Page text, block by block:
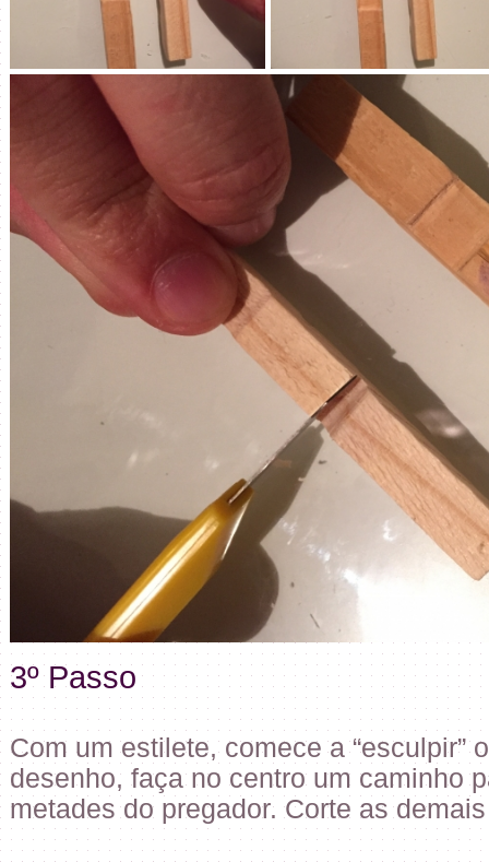
3º Passo
Com um estilete, comece a “esculpir”
desenho, faça no centro um caminho
metades do pregador. Corte as